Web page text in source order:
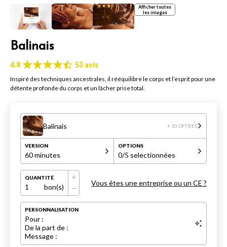
Afficher toutes
les images
Balinais
4.8 53 avis
Inspiré des techniques ancestrales, il rééquilibre le corps et l’esprit pour une
détente profonde du corps et un lâcher prise total.
Balinais + 10 OFFRES
VERSION
60 minutes
OPTIONS
0/5 selectionnées
QUANTITÉ
1 bon(s) Vous êtes une entreprise ou un CE ?
PERSONNALISATION
Pour :
De la part de :
Message :